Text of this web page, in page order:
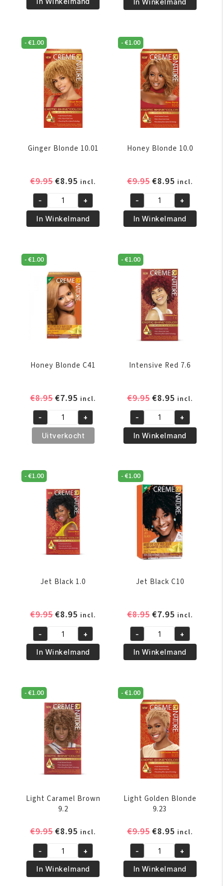
Nature
Hair
Color
Black
aantal
Nature
Hair
Color
Natural
Black
aantal
-€1.00
Ginger Blonde 10.01
€9.95Oorspronkelijke
was:
€9.95.
€8.95 Huidige
prijs
is:
€8.95.
incl.
Ginger
Blonde
10.01
- +
In Winkelmand
-€1.00
Honey Blonde 10.0
€9.95 Oorspronkelijke
was:
€9.95.
€8.95Huidige
prijs
is:
€8.95.
incl.
Honey
Blonde
10.0
- +
In Winkelmand
-€1.00
Honey Blonde C41
€8.95Oorspronkelijke
was:
€8.95.
€7.95 Huidige
prijs
is:
€7.95.
incl.
Honey
Blonde
C41
- +
Uitverkocht
-€1.00
Intensive Red 7.6
€9.95 Oorspronkelijke
was:
€9.95.
€8.95Huidige
prijs
is:
€8.95.
incl.
Intensive
Red
7.6
- +
In Winkelmand
-€1.00
Jet Black 1.0
€9.95Oorspronkelijke
was:
€9.95.
€8.95 Huidige
prijs
is:
€8.95.
incl.
Jet
Black
1.0
- +
In Winkelmand
-€1.00
Jet Black C10
€8.95 Oorspronkelijke
was:
€8.95.
€7.95Huidige
prijs
is:
€7.95.
incl.
Jet
Black
C10
- +
In Winkelmand
-€1.00
Light Caramel Brown
9.2
€9.95Oorspronkelijke
was:
€9.95.
€8.95 Huidige
prijs
is:
€8.95.
incl.
Light
Caramel
Brown
- +
In Winkelmand
-€1.00
Light Golden Blonde
9.23
€9.95 Oorspronkelijke
was:
€9.95.
€8.95Huidige
prijs
is:
€8.95.
incl.
Light
Golden
Blonde
- +
In Winkelmand